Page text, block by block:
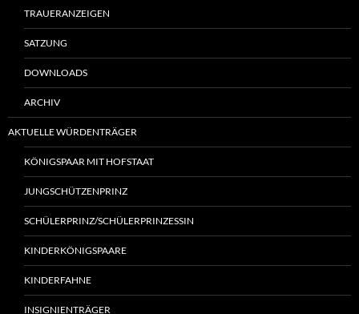
TRAUERANZEIGEN
SATZUNG
DOWNLOADS
ARCHIV
AKTUELLE WÜRDENTRÄGER
KÖNIGSPAAR MIT HOFSTAAT
JUNGSCHÜTZENPRINZ
SCHÜLERPRINZ/SCHÜLERPRINZESSIN
KINDERKÖNIGSPAARE
KINDERFAHNE
INSIGNIENTRÄGER